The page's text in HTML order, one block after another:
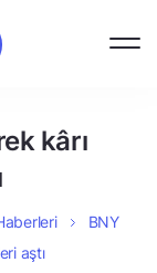
kârı
BNY
aştı